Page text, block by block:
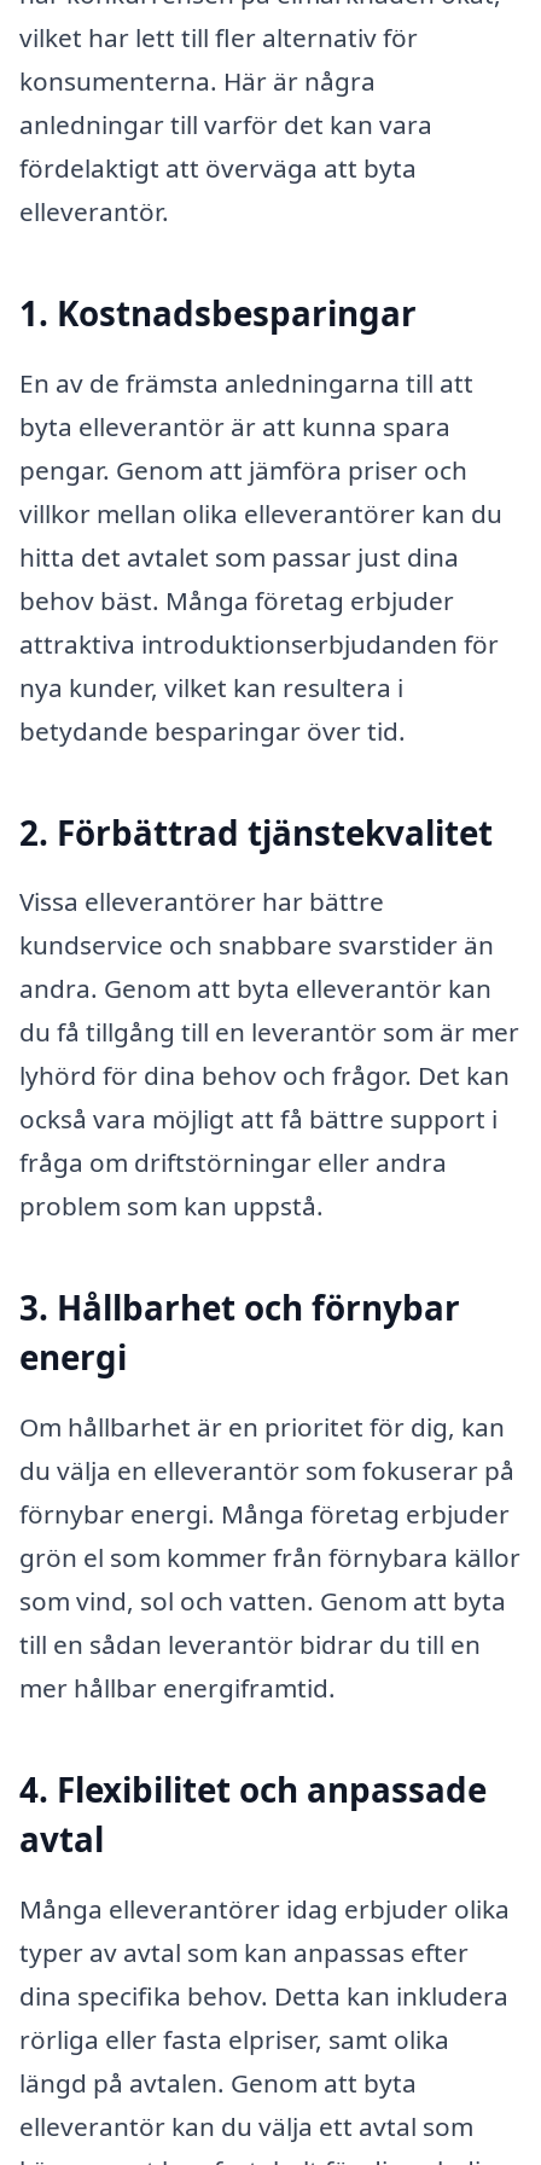
vilket har lett till fler alternativ för
konsumenterna. Här är några
anledningar till varför det kan vara
fördelaktigt att överväga att byta
elleverantör.
1. Kostnadsbesparingar
En av de främsta anledningarna till att
byta elleverantör är att kunna spara
pengar. Genom att jämföra priser och
villkor mellan olika elleverantörer kan du
hitta det avtalet som passar just dina
behov bäst. Många företag erbjuder
attraktiva introduktionserbjudanden för
nya kunder, vilket kan resultera i
betydande besparingar över tid.
2. Förbättrad tjänstekvalitet
Vissa elleverantörer har bättre
kundservice och snabbare svarstider än
andra. Genom att byta elleverantör kan
du få tillgång till en leverantör som är mer
lyhörd för dina behov och frågor. Det kan
också vara möjligt att få bättre support i
fråga om driftstörningar eller andra
problem som kan uppstå.
3. Hållbarhet och förnybar
energi
Om hållbarhet är en prioritet för dig, kan
du välja en elleverantör som fokuserar på
förnybar energi. Många företag erbjuder
grön el som kommer från förnybara källor
som vind, sol och vatten. Genom att byta
till en sådan leverantör bidrar du till en
mer hållbar energiframtid.
4. Flexibilitet och anpassade
avtal
Många elleverantörer idag erbjuder olika
typer av avtal som kan anpassas efter
dina specifika behov. Detta kan inkludera
rörliga eller fasta elpriser, samt olika
längd på avtalen. Genom att byta
elleverantör kan du välja ett avtal som